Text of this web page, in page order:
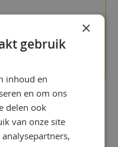
×
gebruik
inhoud en
en om ons
delen ook
van onze site